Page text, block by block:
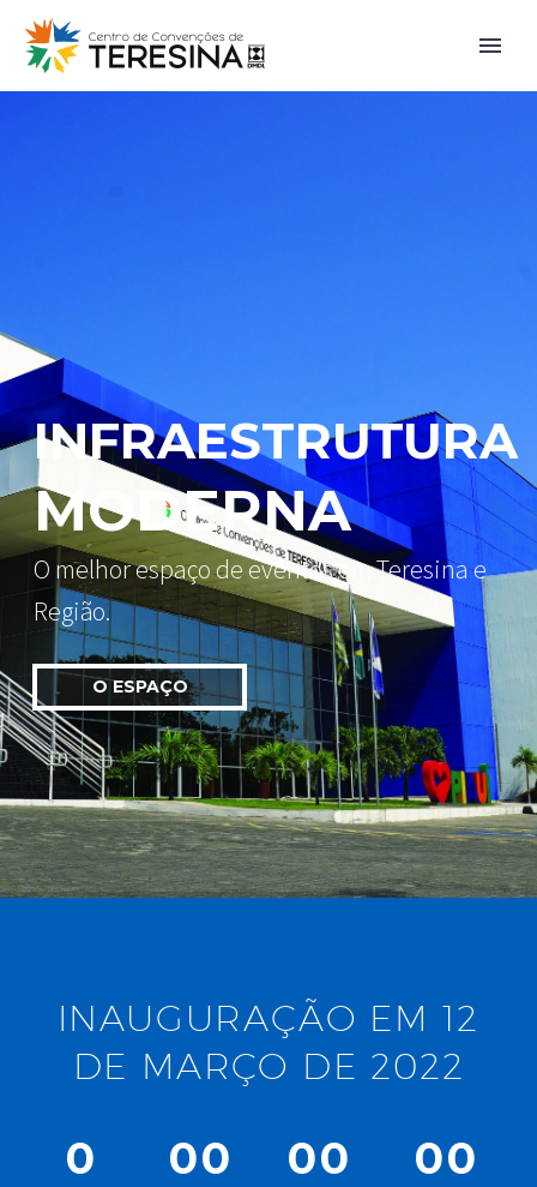
INFRAESTRUTURA
MODERNA
O melhor espaço de eventos em Teresina e
Região.
O ESPAÇO
INAUGURAÇÃO EM 12
DE MARÇO DE 2022
0 00 00 00